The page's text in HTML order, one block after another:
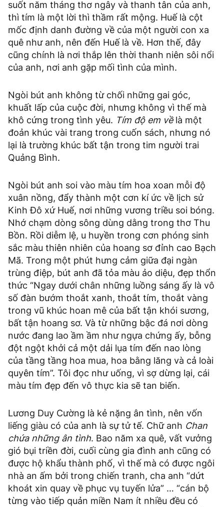
suốt năm tháng thơ ngây và thanh tân của anh,
thì tím là một lời thì thầm rất mộng. Huế là cột
mốc định danh đường về của một người con xa
quê như anh, nên đến Huế là về. Hơn thế, đây
cũng chính là nơi thắp lên thời thanh niên sôi nổi
của anh, nơi anh gặp mối tình của mình.
Ngòi bút anh không từ chối những gai góc,
khuất lấp của cuộc đời, nhưng không vì thế mà
khô cứng trong tình yêu. Tím độ em vềlà một
đoản khúc vài trang trong cuốn sách, nhưng nó
lại là trường khúc bất tận trong tim người trai
Quảng Bình.
Ngòi bút anh soi vào màu tím hoa xoan mỗi độ
xuân nồng, đẩy thành một cơn kí ức về lịch sử
Kinh Đô xứ Huế, nơi những vương triều soi bóng.
Nhớ chạm dòng sông dùng dằng trong thơ Thu
Bồn. Rồi diễm lệ, u huyền trong cơn phóng sinh
sắc màu thiên nhiên của hoang sơ đỉnh cao Bạch
Mã. Trong một phút hưng cảm giữa đại ngàn
trùng điệp, bút anh đã tỏa màu ảo diệu, đẹp thổn
thức “Ngay dưới chân những luồng sáng ấy là vô
số đàn bướm thoắt xanh, thoắt tím, thoắt vàng
trong vũ khúc hoan mê của bất tận khói sương,
bất tận hoang sơ. Và từ những bậc đá nơi dòng
nước đang lao ầm ầm như ngựa chứng ấy, bỗng
đột ngột khởi cả một dải lụa tím đến nao lòng
của tầng tầng hoa mua, hoa bằng lăng và cả loài
quyên tím”. Tôi đọc như uống, vì sợ dừng lại, cái
màu tím đẹp đến vô thực kia sẽ tan biến.
Lương Duy Cường là kẻ nặng ân tình, nên vốn
liếng giàu có của anh là sự tử tế. Chữ anh Chan
chứa những ân tình. Bao năm xa quê, vất vưởng
gió bụi triền đời, cuối cùng gia đình anh cũng có
được hộ khẩu thành phố, vì thế mà có được ngôi
nhà an ấm bởi trong chiến tranh, cha anh “dứt
khoát xin quay về phục vụ tuyến lửa” … “cán bộ
từng vào tiếp quản miền Nam ít nhiều đều có